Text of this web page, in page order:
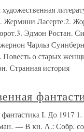
Жермини Ласерте.2.
Эдмон Ростан.
Чарльз
Повесть о старых
Странная история
фантастика I. До 1917
— В кн. А.: Собр.